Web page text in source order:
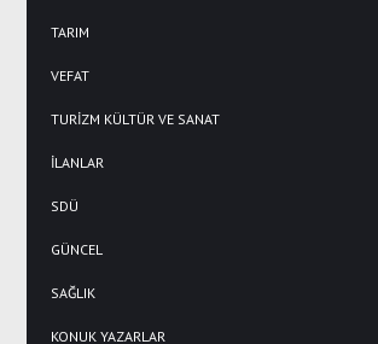
TARIM
VEFAT
TURİZM KÜLTÜR VE SANAT
İLANLAR
SDÜ
GÜNCEL
SAĞLIK
KONUK YAZARLAR